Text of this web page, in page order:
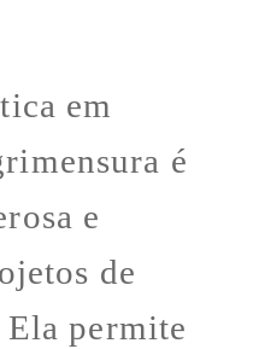
em
é
e
de
permite